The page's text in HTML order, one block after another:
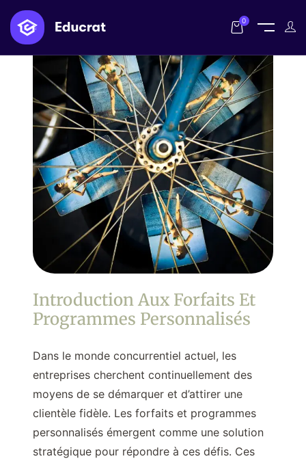
0
Introduction Aux Forfaits Et
Programmes Personnalisés
Dans le monde concurrentiel actuel, les
entreprises cherchent continuellement des
moyens de se démarquer et d’attirer une
clientèle fidèle. Les forfaits et programmes
personnalisés émergent comme une solution
stratégique pour répondre à ces défis. Ces